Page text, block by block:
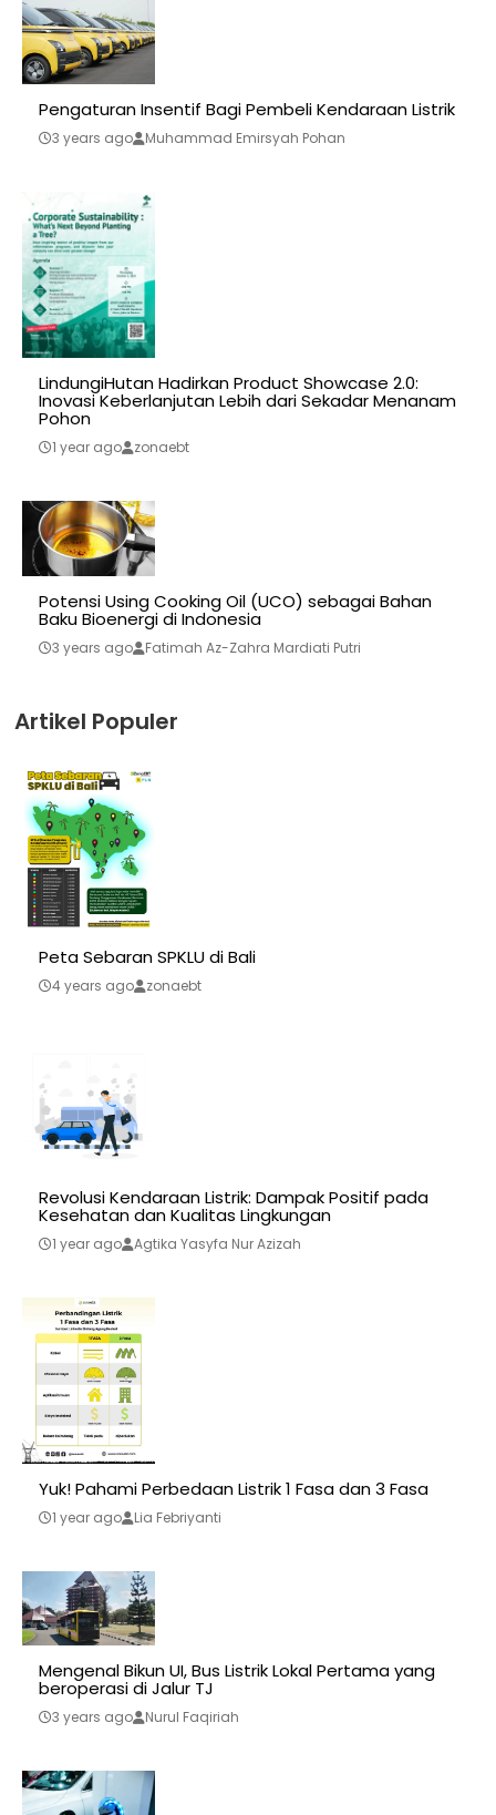
Pengaturan Insentif Bagi Pembeli Kendaraan Listrik
3 years ago Muhammad Emirsyah Pohan
LindungiHutan Hadirkan Product Showcase 2.0:
Inovasi Keberlanjutan Lebih dari Sekadar Menanam
Pohon
1 year ago zonaebt
Potensi Using Cooking Oil (UCO) sebagai Bahan
Baku Bioenergi di Indonesia
3 years ago Fatimah Az-Zahra Mardiati Putri
Artikel Populer
Peta Sebaran SPKLU di Bali
4 years ago zonaebt
Revolusi Kendaraan Listrik: Dampak Positif pada
Kesehatan dan Kualitas Lingkungan
1 year ago Agtika Yasyfa Nur Azizah
Yuk! Pahami Perbedaan Listrik 1 Fasa dan 3 Fasa
1 year ago Lia Febriyanti
Mengenal Bikun UI, Bus Listrik Lokal Pertama yang
beroperasi di Jalur TJ
3 years ago Nurul Faqiriah